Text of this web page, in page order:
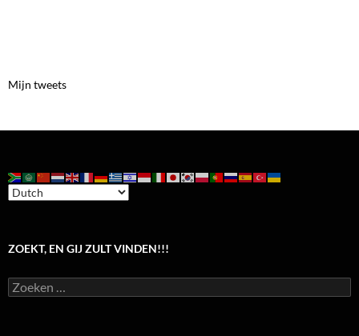
Mijn tweets
ZOEKT, EN GIJ ZULT VINDEN!!!
Zoeken
naar: